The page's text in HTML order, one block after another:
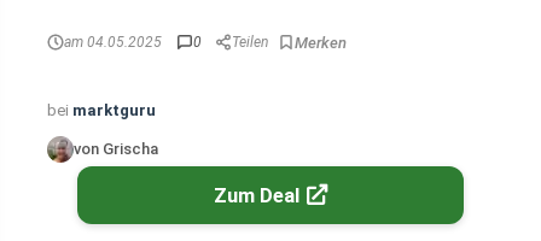
am 04.05.2025 0 Teilen
bei marktguru
von Grischa
Zum Deal